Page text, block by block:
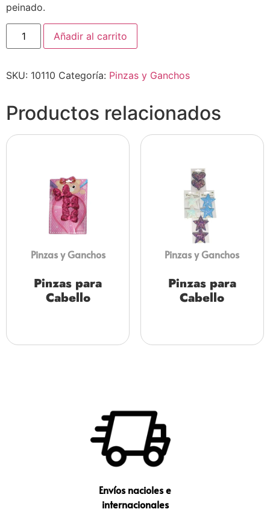
peinado.
Añadir al carrito
SKU: 10110 Categoría: Pinzas y Ganchos
Productos relacionados
Pinzas y Ganchos
Pinzas para
Cabello
Pinzas y Ganchos
Pinzas para
Cabello
Envíos nacioles e
internacionales